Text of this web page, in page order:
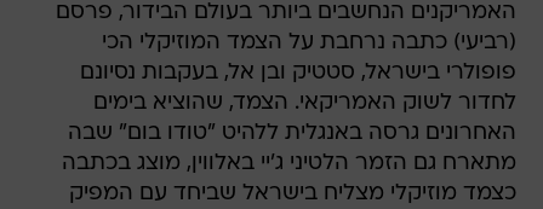
האמריקנים הנחשבים ביותר בעולם הבידור, פרסם
(רביעי) כתבה נרחבת על הצמד המוזיקלי הכי
פופולרי בישראל, סטטיק ובן אל, בעקבות נסיונם
לחדור לשוק האמריקאי. הצמד, שהוציא בימים
האחרונים גרסה באנגלית ללהיט "טודו בום" שבה
מתארח גם הזמר הלטיני ג'יי באלווין, מוצג בכתבה
כצמד מוזיקלי מצליח בישראל שביחד עם המפיק